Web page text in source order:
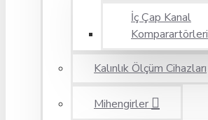
İç Çap Kanal
Komparartörleri
Kalınlık Ölçüm Cihazları
Mihengirler